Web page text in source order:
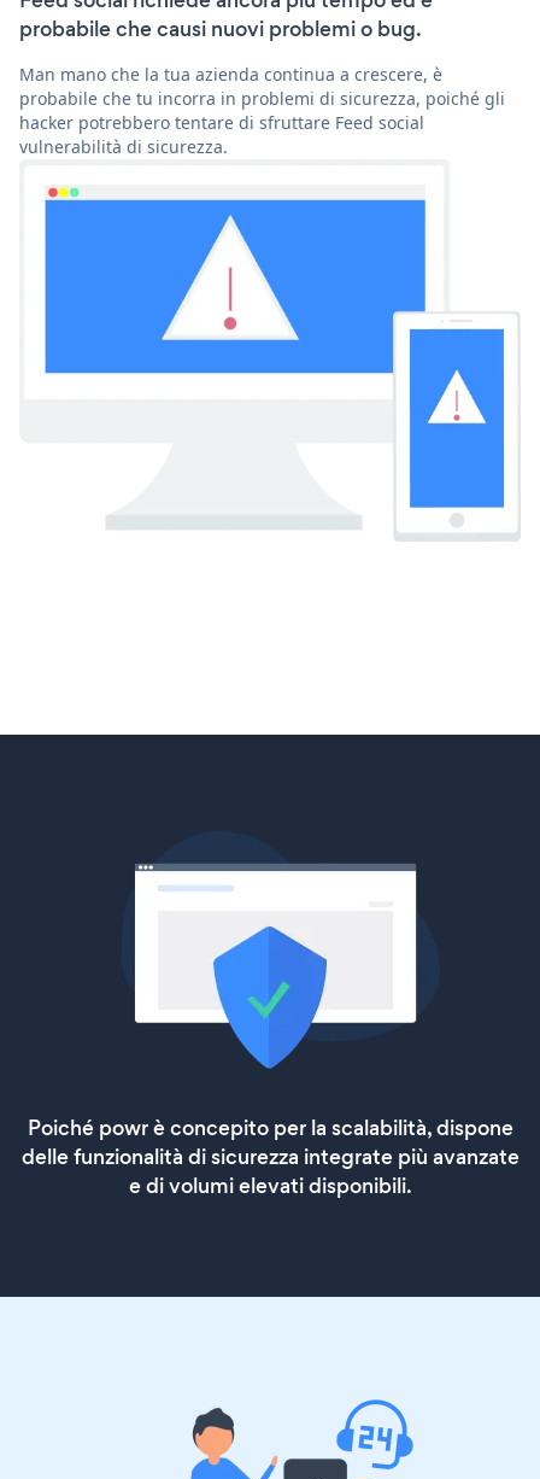
probabile che causi nuovi problemi o bug.
Man mano che la tua azienda continua a crescere, è
probabile che tu incorra in problemi di sicurezza, poiché gli
hacker potrebbero tentare di sfruttare Feed social
vulnerabilità di sicurezza.
Poiché powr è concepito per la scalabilità, dispone
delle funzionalità di sicurezza integrate più avanzate
e di volumi elevati disponibili.